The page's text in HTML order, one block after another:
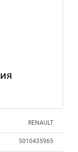
RENAULT
5010435965